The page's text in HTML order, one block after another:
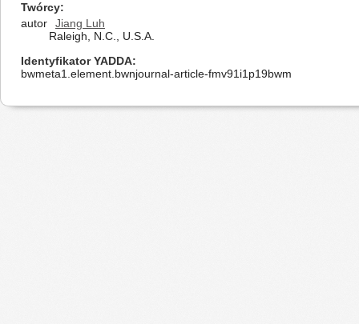
Twórcy
autor
Jiang Luh
Raleigh, N.C., U.S.A.
Identyfikator YADDA
bwmeta1.element.bwnjournal-article-fmv91i1p19bwm